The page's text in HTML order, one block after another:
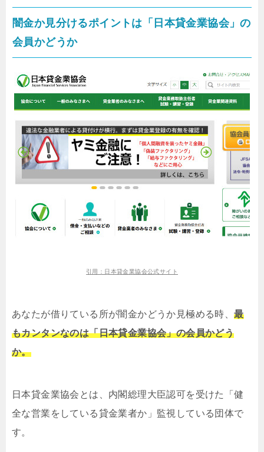
闇金か見分けるポイントは「日本貸金業協会」の
会員かどうか
引用：日本貸金業協会公式サイト
あなたが借りている所が闇金かどうか見極める時、最
もカンタンなのは「日本貸金業協会」の会員かどう
か。
日本貸金業協会とは、内閣総理大臣認可を受けた「健
全な営業をしている貸金業者か」監視している団体で
す。